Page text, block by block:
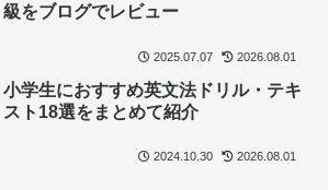
級をブログでレビュー
2025.07.07 2026.08.01
小学生におすすめ英文法ドリル・テキ
スト18選をまとめて紹介
2024.10.30 2026.08.01